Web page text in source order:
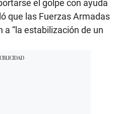
el golpe con ayuda
que las Fuerzas Armadas
“la estabilización de un